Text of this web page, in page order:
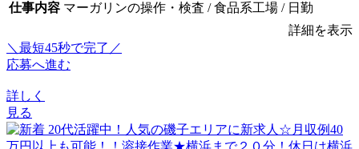
仕事内容 マーガリンの操作・検査 / 食品系工場 / 日勤
詳細を表示
＼最短45秒で完了／
応募へ進む
詳しく
見る